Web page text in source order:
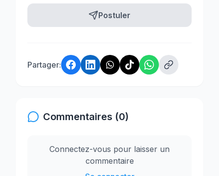
Postuler
Partager:
Commentaires (0)
Connectez-vous pour laisser un
commentaire